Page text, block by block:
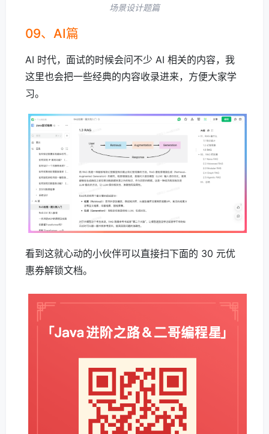
场景设计题篇
09、AI篇
AI 时代，面试的时候会问不少 AI 相关的内容，我
这里也会把一些经典的内容收录进来，方便大家学
习。
看到这就心动的小伙伴可以直接扫下面的 30 元优
惠券解锁文档。